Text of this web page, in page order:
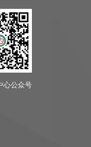
心公众号